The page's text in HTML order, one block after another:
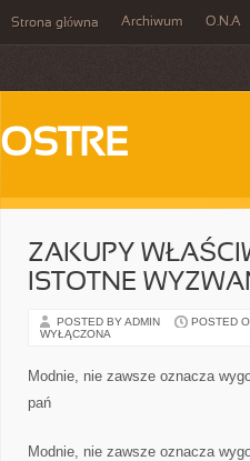
Strona główna Archiwum O.N.A
OSTRE
ZAKUPY
ISTOTNE
POSTED BY ADMIN POSTED
WYŁĄCZONA
Modnie, nie zawsze oznacza
pań
Modnie, nie zawsze oznacza